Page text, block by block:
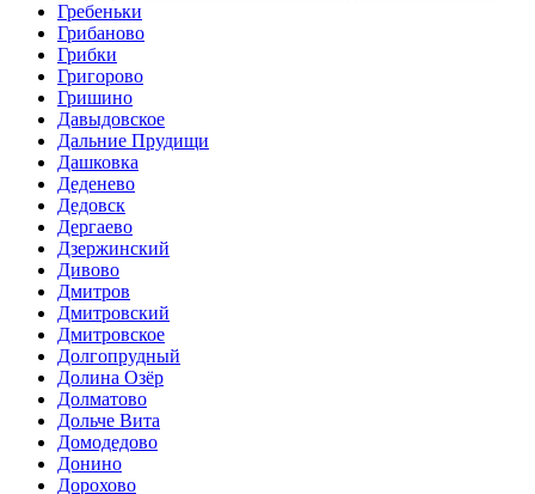
Гребеньки
Грибаново
Грибки
Григорово
Гришино
Давыдовское
Дальние Прудищи
Дашковка
Деденево
Дедовск
Дергаево
Дзержинский
Дивово
Дмитров
Дмитровский
Дмитровское
Долгопрудный
Долина Озёр
Долматово
Дольче Вита
Домодедово
Донино
Дорохово